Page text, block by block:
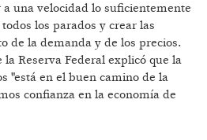
una velocidad lo suficientemente
los parados y crear las
de la demanda y de los precios.
Reserva Federal explicó que la
"está en el buen camino de la
confianza en la economía de